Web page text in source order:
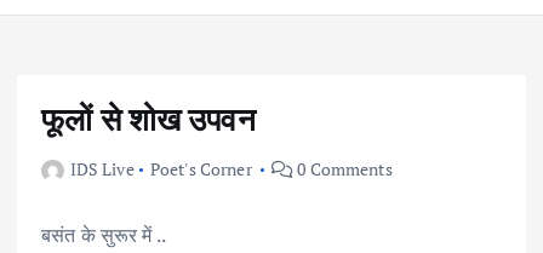
t
फूलों से शोख उपवन
IDS Live Poet's Corner 0 Comments
बसंत के सुरूर में ..